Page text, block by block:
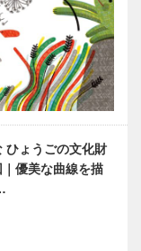
ひょうごの文化財
｜優美な曲線を描